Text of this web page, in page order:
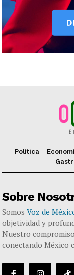
Política
Sobre
Somos Voz de
objetividad y
Nuestro
conectando México